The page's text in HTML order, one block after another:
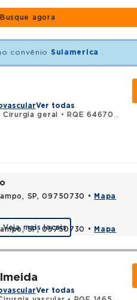
Busque agora
convênio Sulamerica
Ver todas
Cirurgia geral •
RQE 64670 - Cirurgia vascular
SP, 09750730 • Mapa
SP, 09750730 • Mapa
Veja mais locais
Ver todas